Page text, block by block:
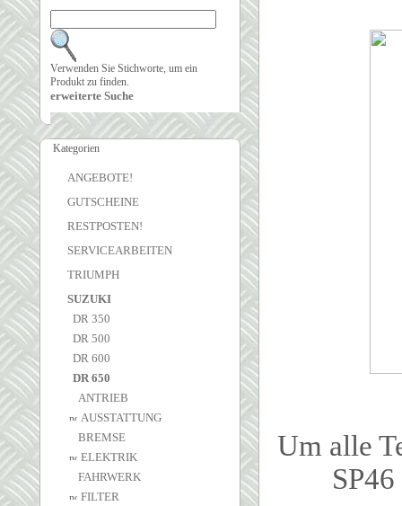
Verwenden Sie Stichworte, um ein
Produkt zu finden.
erweiterte Suche
Kategorien
ANGEBOTE!
GUTSCHEINE
RESTPOSTEN!
SERVICEARBEITEN
TRIUMPH
SUZUKI
DR 350
DR 500
DR 600
DR 650
ANTRIEB
AUSSTATTUNG
BREMSE
ELEKTRIK
FAHRWERK
FILTER
Um alle